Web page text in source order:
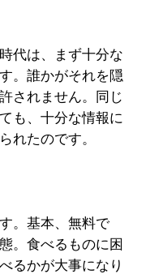
代は、まず十分な
。誰かがそれを隠
されません。同じ
も、十分な情報に
れたのです。
。基本、無料で
。食べるものに困
るかが大事になり